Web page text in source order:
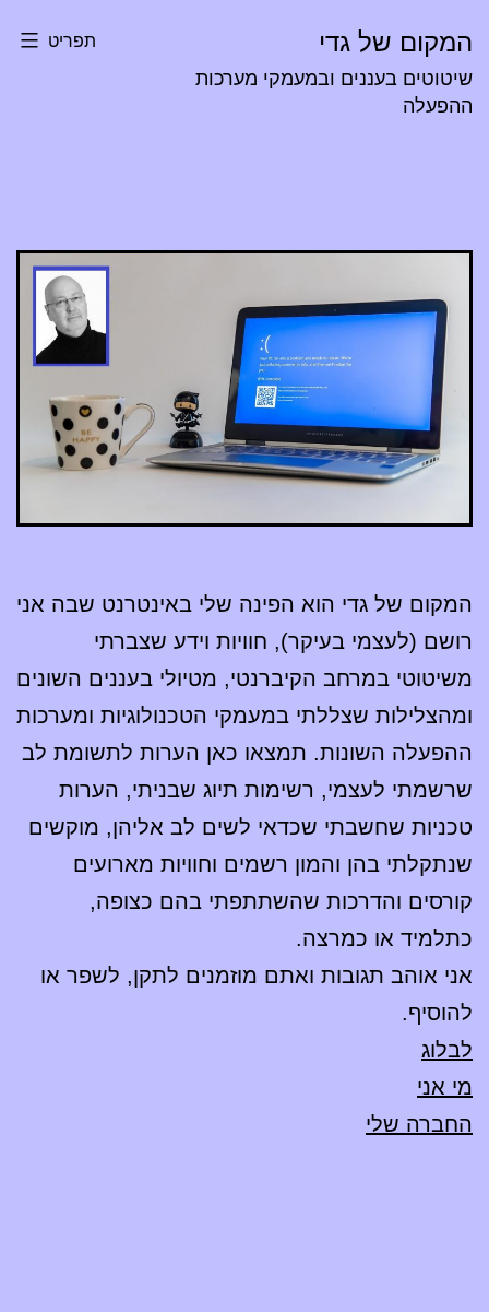
לתוכן
המקום של גדי
שיטוטים בעננים ובמעמקי מערכות
ההפעלה
תפריט
המקום של גדי הוא הפינה שלי באינטרנט שבה אני
רושם (לעצמי בעיקר), חוויות וידע שצברתי
משיטוטי במרחב הקיברנטי, מטיולי בעננים השונים
ומהצלילות שצללתי במעמקי הטכנולוגיות ומערכות
ההפעלה השונות. תמצאו כאן הערות לתשומת לב
שרשמתי לעצמי, רשימות תיוג שבניתי, הערות
טכניות שחשבתי שכדאי לשים לב אליהן, מוקשים
שנתקלתי בהן והמון רשמים וחוויות מארועים
קורסים והדרכות שהשתתפתי בהם כצופה,
כתלמיד או כמרצה.
אני אוהב תגובות ואתם מוזמנים לתקן, לשפר או
להוסיף.
לבלוג
מי אני
החברה שלי